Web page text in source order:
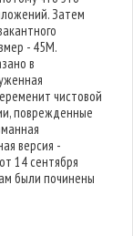
Затем
- 45M.
в
чистовой
поврежденные
версия -
14 сентября
были починены